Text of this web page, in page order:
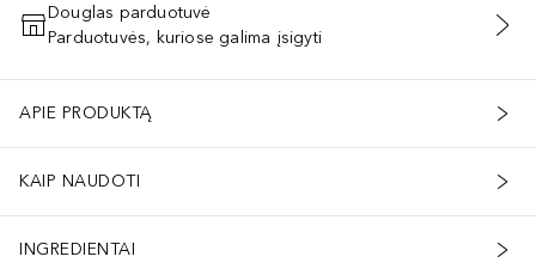
PRIDĖTI Į KREPŠELĮ
Douglas parduotuvė
Parduotuvės, kuriose galima įsigyti
APIE PRODUKTĄ
KAIP NAUDOTI
INGREDIENTAI